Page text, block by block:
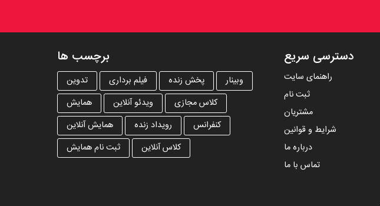
دسترسی سریع
راهنمای سایت
ثبت نام
مشتریان
شرایط و قوانین
درباره ما
تماس با ما
برچسب ها
وبینار پخش زنده فیلم برداری
تدوین
کلاس مجازی
ویدئو آنلاین
همایش
کنفرانس
رویداد زنده
همایش آنلاین
کلاس آنلاین
ثبت نام همایش